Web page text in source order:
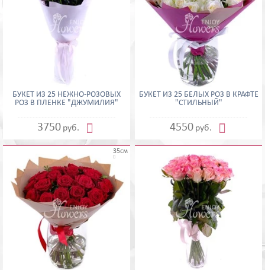
БУКЕТ ИЗ 25 НЕЖНО-РОЗОВЫХ
РОЗ В ПЛЕНКЕ "ДЖУМИЛИЯ"
3750 руб. 
БУКЕТ ИЗ 25 БЕЛЫХ РОЗ В КРАФТЕ
"СТИЛЬНЫЙ"
4550 руб. 
35см
